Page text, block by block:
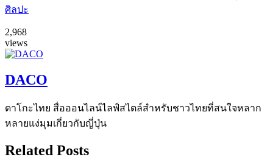
ศิลปะ
2,968
views
DACO
ดาโกะไทย สื่อออนไลน์ไลฟ์สไตล์สำหรับชาวไทยที่สนใจหลาก
หลายแง่มุมเกี่ยวกับญี่ปุ่น
Related Posts